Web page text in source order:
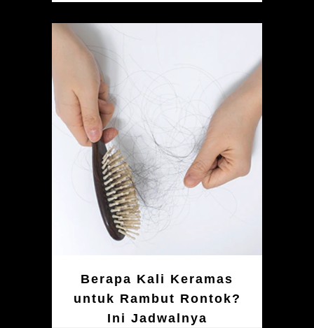
Berapa Kali Keramas
untuk Rambut Rontok?
Ini Jadwalnya